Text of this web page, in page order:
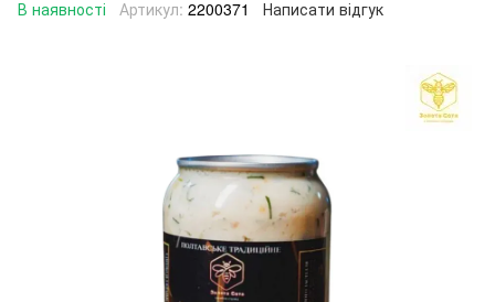
В наявності Артикул: 2200371 Написати відгук